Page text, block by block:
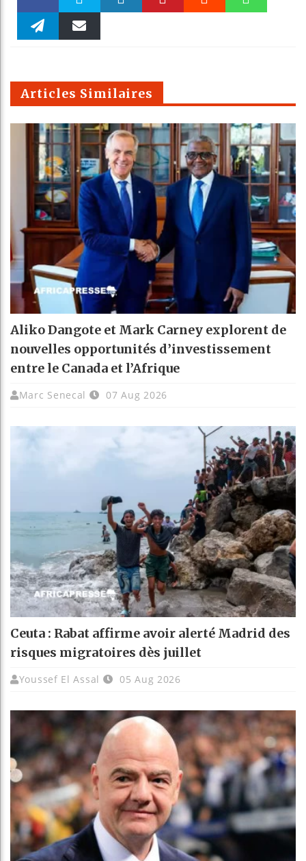
Faceboo Twitter
m
Articles Similaires
Aliko Dangote et Mark Carney explorent de
nouvelles opportunités d’investissement
entre le Canada et l’Afrique
Marc Senecal 07 Aug 2026
Ceuta : Rabat affirme avoir alerté Madrid des
risques migratoires dès juillet
Youssef El Assal 05 Aug 2026